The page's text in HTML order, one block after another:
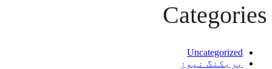
Categories
Uncategorized
بریکنگ نیوز